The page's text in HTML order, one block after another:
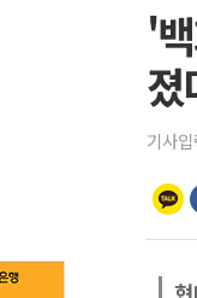
'
졌
기사